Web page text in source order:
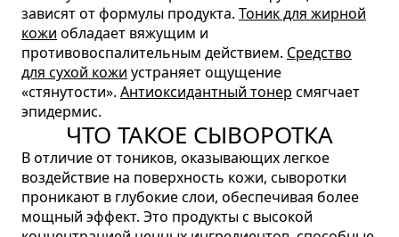
зависят от формулы продукта. Тоник для жирной
кожи обладает вяжущим и
противовоспалительным действием. Средство
для сухой кожи устраняет ощущение
«стянутости». Антиоксидантный тонер смягчает
эпидермис.
ЧТО ТАКОЕ СЫВОРОТКА
В отличие от тоников, оказывающих легкое
воздействие на поверхность кожи, сыворотки
проникают в глубокие слои, обеспечивая более
мощный эффект. Это продукты с высокой